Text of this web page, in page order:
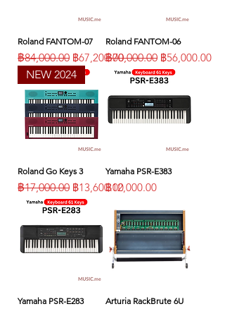
Roland FANTOM-07
ราคาปกติ
฿84,000.00 ราคาขายลด
฿67,200.00
Roland FANTOM-06
ราคาปกติ
฿70,000.00 ราคาขายลด
฿56,000.00
NEW 2024
Roland Go Keys 3
ราคาปกติ
฿17,000.00 ราคาขายลด
฿13,600.00
Yamaha PSR-E383
ราคา
฿12,000.00
Yamaha PSR-E283 Arturia RackBrute 6U